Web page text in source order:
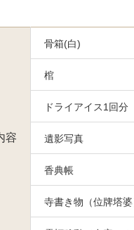
容
骨箱(白)
棺
ドライアイス1回分
遺影写真
香典帳
寺書き物（位牌塔婆